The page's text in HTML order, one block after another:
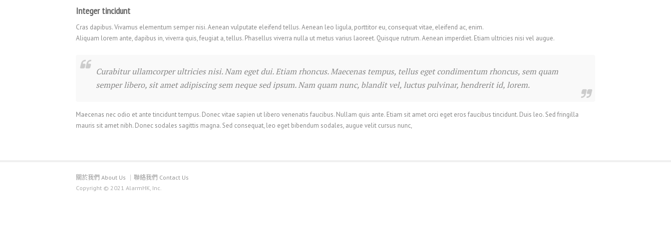
Integer tincidunt
Cras dapibus. Vivamus elementum semper nisi. Aenean vulputate eleifend tellus. Aenean leo ligula, porttitor eu, consequat vitae, eleifend ac, enim.
Aliquam lorem ante, dapibus in, viverra quis, feugiat a, tellus. Phasellus viverra nulla ut metus varius laoreet. Quisque rutrum. Aenean imperdiet. Etiam ultricies nisi vel augue.
Curabitur ullamcorper ultricies nisi. Nam eget dui. Etiam rhoncus. Maecenas tempus, tellus eget condimentum rhoncus, sem quam
semper libero, sit amet adipiscing sem neque sed ipsum. Nam quam nunc, blandit vel, luctus pulvinar, hendrerit id, lorem.
Maecenas nec odio et ante tincidunt tempus. Donec vitae sapien ut libero venenatis faucibus. Nullam quis ante. Etiam sit amet orci eget eros faucibus tincidunt. Duis leo. Sed fringilla
mauris sit amet nibh. Donec sodales sagittis magna. Sed consequat, leo eget bibendum sodales, augue velit cursus nunc,
關於我們 About Us
聯絡我們 Contact Us
Copyright © 2021 AlarmHK, Inc.